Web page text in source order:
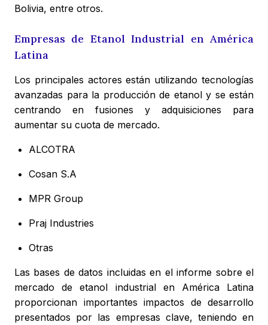
Bolivia, entre otros.
Empresas de Etanol Industrial en América
Latina
Los principales actores están utilizando tecnologías
avanzadas para la producción de etanol y se están
centrando en fusiones y adquisiciones para
aumentar su cuota de mercado.
ALCOTRA
Cosan S.A
MPR Group
Praj Industries
Otras
Las bases de datos incluidas en el informe sobre el
mercado de etanol industrial en América Latina
proporcionan importantes impactos de desarrollo
presentados por las empresas clave, teniendo en